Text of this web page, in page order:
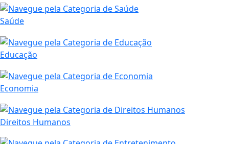
Saúde
Educação
Economia
Direitos Humanos